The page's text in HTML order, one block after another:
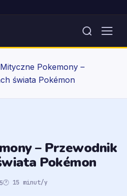
Mityczne Pokemony –
świata Pokémon
– Przewodnik
Pokémon
🕐 15 minut/y